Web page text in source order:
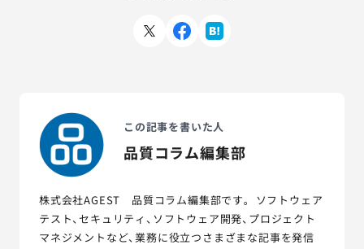
この記事を書いた人
品質コラム編集部
株式会社AGEST 品質コラム編集部です。 ソフトウェア
テスト、セキュリティ、ソフトウェア開発、プロジェクト
マネジメントなど、業務に役立つさまざまな記事を発信